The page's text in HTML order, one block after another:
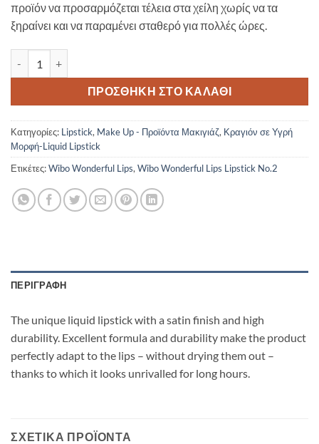
προϊόν να προσαρμόζεται τέλεια στα χείλη χωρίς να τα
ξηραίνει και να παραμένει σταθερό για πολλές ώρες.
ΠΡΟΣΘΉΚΗ ΣΤΟ ΚΑΛΆΘΙ
Κατηγορίες: Lipstick, Make Up - Προϊόντα Μακιγιάζ, Κραγιόν σε Υγρή
Μορφή-Liquid Lipstick
Ετικέτες:Wibo Wonderful Lips, Wibo Wonderful Lips Lipstick No.2
ΠΕΡΙΓΡΑΦΉ
The unique liquid lipstick with a satin finish and high
durability. Excellent formula and durability make the product
perfectly adapt to the lips – without drying them out –
thanks to which it looks unrivalled for long hours.
ΣΧΕΤΙΚΆ ΠΡΟΪΌΝΤΑ